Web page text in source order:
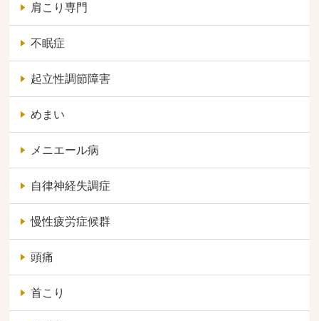
肩こり専門
不眠症
起立性調節障害
めまい
メニエール病
自律神経失調症
慢性疲労症候群
頭痛
首こり